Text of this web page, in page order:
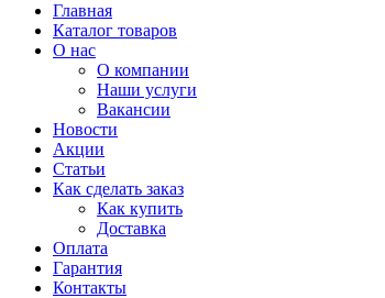
Главная
Каталог товаров
О нас
О компании
Наши услуги
Вакансии
Новости
Акции
Статьи
Как сделать заказ
Как купить
Доставка
Оплата
Гарантия
Контакты